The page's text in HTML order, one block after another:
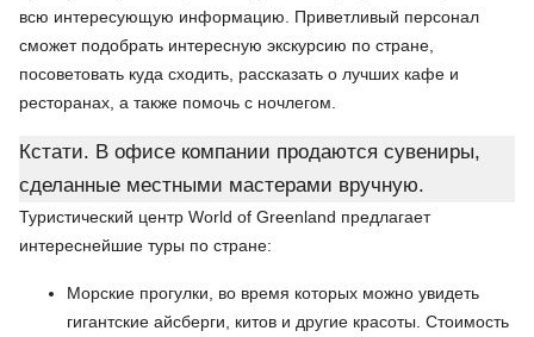
всю интересующую информацию. Приветливый персонал
сможет подобрать интересную экскурсию по стране,
посоветовать куда сходить, рассказать о лучших кафе и
ресторанах, а также помочь с ночлегом.
Кстати. В офисе компании продаются сувениры,
сделанные местными мастерами вручную.
Туристический центр World of Greenland предлагает
интереснейшие туры по стране:
Морские прогулки, во время которых можно увидеть
гигантские айсберги, китов и другие красоты. Стоимость